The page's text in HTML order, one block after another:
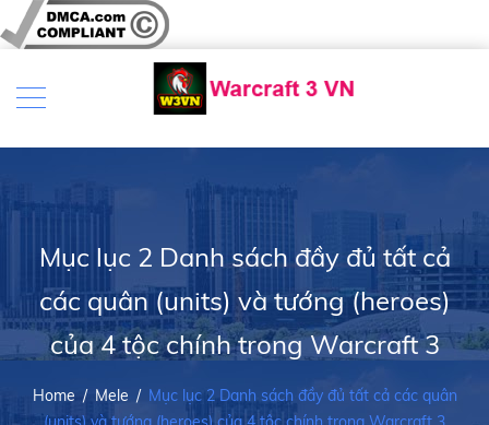
Mục lục 2 Danh sách đầy đủ tất cả
các quân (units) và tướng (heroes)
của 4 tộc chính trong Warcraft 3
Home / Mele / Mục lục 2 Danh sách đầy đủ tất cả các quân